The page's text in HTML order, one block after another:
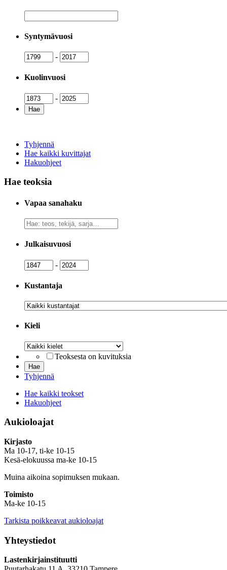
Syntymävuosi
Syntymävuosi
- Syntymävuosi
Kuolinvuosi
Kuolinvuosi
- Kuolinvuosi
Tyhjennä
Hae kaikki kuvittajat
Hakuohjeet
Hae teoksia
Vapaa sanahaku
Vapaa
sanahaku
Julkaisuvuosi
Julkaisuvuosi
- Julkaisuvuosi
Kustantaja
Kustantaja
Kieli
Kieli
Teoksesta on kuvituksia
Tyhjennä
Hae kaikki teokset
Hakuohjeet
Aukioloajat
Kirjasto
Ma 10-17, ti-ke 10-15
Kesä-elokuussa ma-ke 10-15
Muina aikoina sopimuksen mukaan.
Toimisto
Ma-ke 10-15
Tarkista poikkeavat aukioloajat
Yhteystiedot
Lastenkirjainstituutti